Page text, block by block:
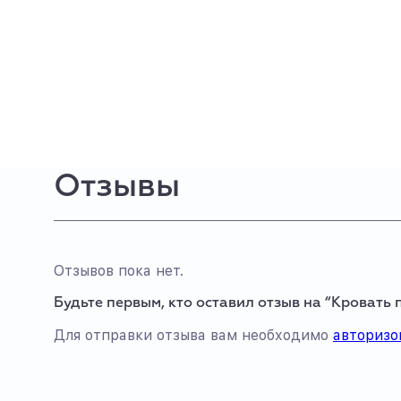
Отзывы
Отзывов пока нет.
Будьте первым, кто оставил отзыв на “Кровать
Для отправки отзыва вам необходимо